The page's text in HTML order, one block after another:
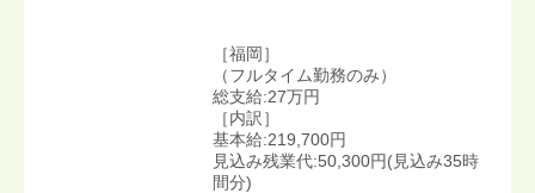
［福岡］
（フルタイム勤務のみ）
総支給:27万円
［内訳］
基本給:219,700円
見込み残業代:50,300円(見込み35時
間分)